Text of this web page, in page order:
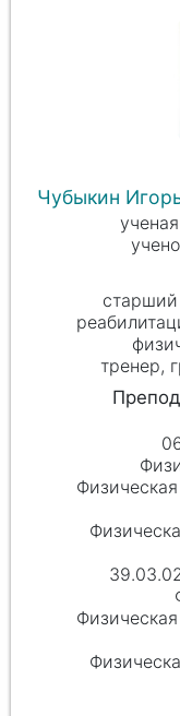
Чубыкин
старший
тренер,